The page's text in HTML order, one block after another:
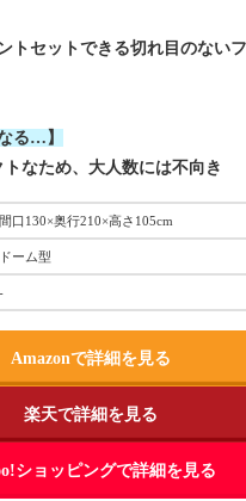
トセットできる切れ目のない
る…】
トなため、大人数には不向き
間口130×奥行210×高さ105cm
ドーム型
-
Amazonで詳細を見る
楽天で詳細を見る
ショッピングで詳細を見る